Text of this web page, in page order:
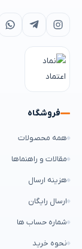
فروشگاه
همه محصولات
مقالات و راهنماها
هزینه ارسال
ارسال رایگان
شماره حساب ها
نحوه خرید